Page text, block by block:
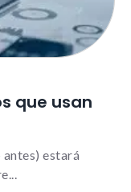
que usan
antes) estará
en
tus
y
web,
la
de